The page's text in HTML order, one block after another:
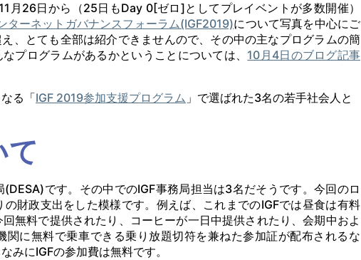
月26日から（25日もDay 0[ゼロ]としてプレイベントが多数開催）
ターネットガバナンスフォーラム(IGF2019)について写真を中心にご
、とても全部は紹介できませんので、その中の主なプログラムの簡
プログラムがあるかということについては、 10月4日のブログ記事
る「IGF 2019参加支援プログラム 」で選ばれた3名の若手社会人と
て
です。その中でのIGF事務局担当は3名だそうです。今回のロ
財政支出をした模様です。例えば、これまでのIGFでは昼食は有料
無料で提供されたり、コーヒーが一日中提供されたり、会期中およ
関に無料で乗車できる乗り放題切符を兼ねた参加証が配布されるな
みにIGFの参加費は無料です。